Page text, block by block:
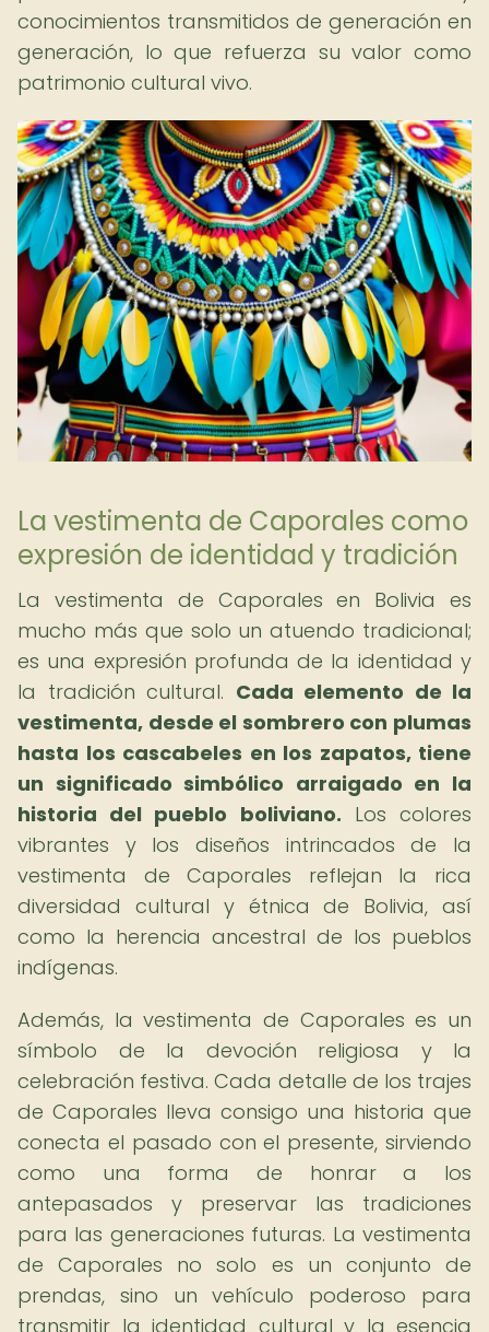
conocimientos transmitidos de generación en
generación, lo que refuerza su valor como
patrimonio cultural vivo.
La vestimenta de Caporales como
expresión de identidad y tradición
La vestimenta de Caporales en Bolivia es
mucho más que solo un atuendo tradicional;
es una expresión profunda de la identidad y
la tradición cultural. Cada elemento de la
vestimenta, desde el sombrero con plumas
hasta los cascabeles en los zapatos, tiene
un significado simbólico arraigado en la
historia del pueblo boliviano. Los colores
vibrantes y los diseños intrincados de la
vestimenta de Caporales reflejan la rica
diversidad cultural y étnica de Bolivia, así
como la herencia ancestral de los pueblos
indígenas.
Además, la vestimenta de Caporales es un
símbolo de la devoción religiosa y la
celebración festiva. Cada detalle de los trajes
de Caporales lleva consigo una historia que
conecta el pasado con el presente, sirviendo
como una forma de honrar a los
antepasados y preservar las tradiciones
para las generaciones futuras. La vestimenta
de Caporales no solo es un conjunto de
prendas, sino un vehículo poderoso para
transmitir la identidad cultural y la esencia